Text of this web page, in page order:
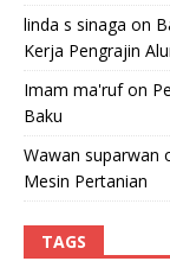
linda s sinaga on
Kerja Pengrajin
Imam ma'rufon
Baku
Wawan suparwan
Mesin Pertanian
TAGS